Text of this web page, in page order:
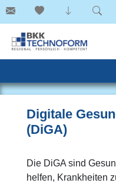
Digitale
(DiGA)
Die DiGA sind
helfen, Krankheiten